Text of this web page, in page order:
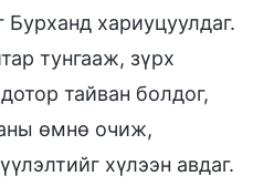
хариуцуулдаг.
тунгааж, зүрх
тайван болдог,
өмнө очиж,
хүлээн авдаг.